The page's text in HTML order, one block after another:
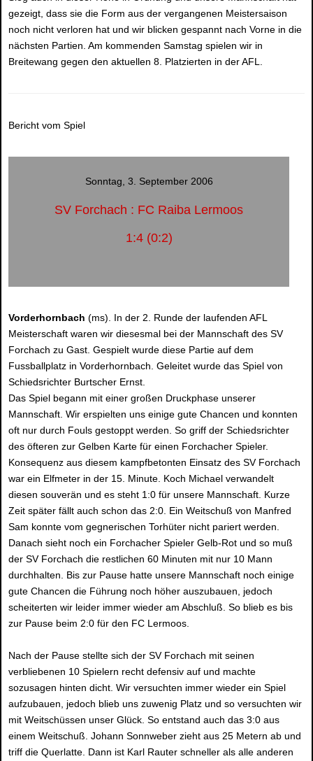
gezeigt, dass sie die Form aus der vergangenen Meistersaison
noch nicht verloren hat und wir blicken gespannt nach Vorne in die
nächsten Partien. Am kommenden Samstag spielen wir in
Breitewang gegen den aktuellen 8. Platzierten in der AFL.
Bericht vom Spiel
Sonntag, 3. September 2006
SV Forchach : FC Raiba Lermoos
1:4 (0:2)
Vorderhornbach (ms). In der 2. Runde der laufenden AFL
Meisterschaft waren wir diesesmal bei der Mannschaft des SV
Forchach zu Gast. Gespielt wurde diese Partie auf dem
Fussballplatz in Vorderhornbach. Geleitet wurde das Spiel von
Schiedsrichter Burtscher Ernst.
Das Spiel begann mit einer großen Druckphase unserer
Mannschaft. Wir erspielten uns einige gute Chancen und konnten
oft nur durch Fouls gestoppt werden. So griff der Schiedsrichter
des öfteren zur Gelben Karte für einen Forchacher Spieler.
Konsequenz aus diesem kampfbetonten Einsatz des SV Forchach
war ein Elfmeter in der 15. Minute. Koch Michael verwandelt
diesen souverän und es steht 1:0 für unsere Mannschaft. Kurze
Zeit später fällt auch schon das 2:0. Ein Weitschuß von Manfred
Sam konnte vom gegnerischen Torhüter nicht pariert werden.
Danach sieht noch ein Forchacher Spieler Gelb-Rot und so muß
der SV Forchach die restlichen 60 Minuten mit nur 10 Mann
durchhalten. Bis zur Pause hatte unsere Mannschaft noch einige
gute Chancen die Führung noch höher auszubauen, jedoch
scheiterten wir leider immer wieder am Abschluß. So blieb es bis
zur Pause beim 2:0 für den FC Lermoos.
Nach der Pause stellte sich der SV Forchach mit seinen
verbliebenen 10 Spielern recht defensiv auf und machte
sozusagen hinten dicht. Wir versuchten immer wieder ein Spiel
aufzubauen, jedoch blieb uns zuwenig Platz und so versuchten wir
mit Weitschüssen unser Glück. So entstand auch das 3:0 aus
einem Weitschuß. Johann Sonnweber zieht aus 25 Metern ab und
triff die Querlatte. Dann ist Karl Rauter schneller als alle anderen